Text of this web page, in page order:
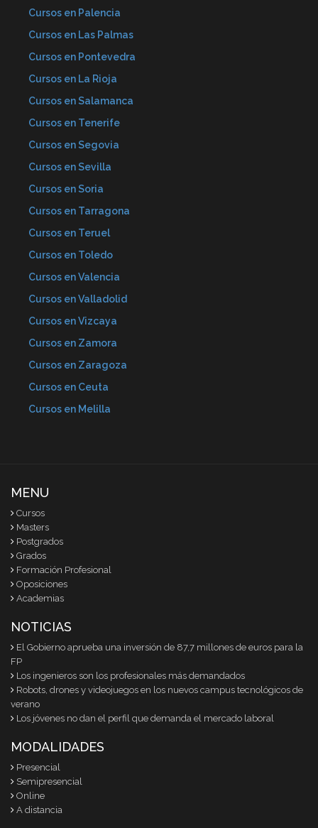
Cursos en Palencia
Cursos en Las Palmas
Cursos en Pontevedra
Cursos en La Rioja
Cursos en Salamanca
Cursos en Tenerife
Cursos en Segovia
Cursos en Sevilla
Cursos en Soria
Cursos en Tarragona
Cursos en Teruel
Cursos en Toledo
Cursos en Valencia
Cursos en Valladolid
Cursos en Vizcaya
Cursos en Zamora
Cursos en Zaragoza
Cursos en Ceuta
Cursos en Melilla
MENU
Cursos
Masters
Postgrados
Grados
Formación Profesional
Oposiciones
Academias
NOTICIAS
El Gobierno aprueba una inversión de 87,7 millones de euros para la
FP
Los ingenieros son los profesionales más demandados
Robots, drones y videojuegos en los nuevos campus tecnológicos de
verano
Los jóvenes no dan el perfil que demanda el mercado laboral
MODALIDADES
Presencial
Semipresencial
Online
A distancia